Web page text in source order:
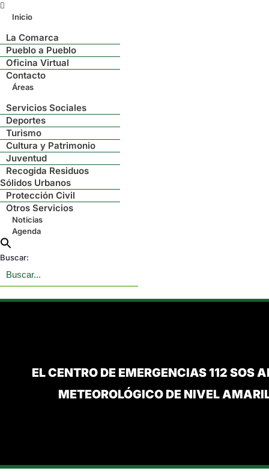
Menú
Inicio
La Comarca
Pueblo a Pueblo
Oficina Virtual
Contacto
Áreas
Servicios Sociales
Deportes
Turismo
Cultura y Patrimonio
Juventud
Recogida Residuos
Sólidos Urbanos
Protección Civil
Otros Servicios
Noticias
Agenda
Buscar:
EL CENTRO DE EMERGENCIAS 112 SOS
METEOROLÓGICO DE NIVEL